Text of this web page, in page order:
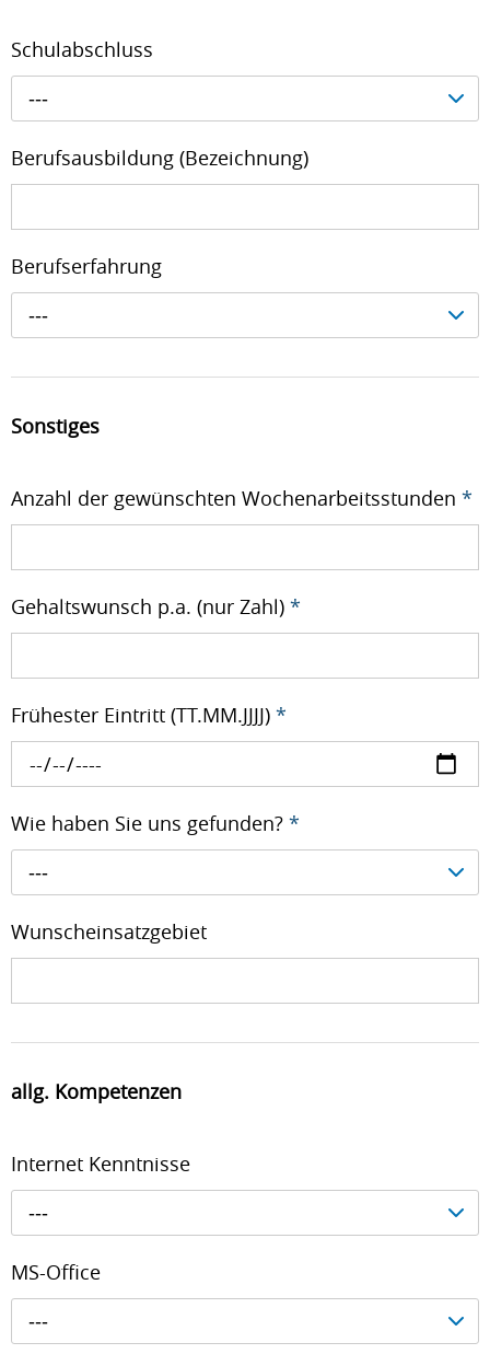
Schulabschluss
---
Berufsausbildung (Bezeichnung)
Berufserfahrung
---
Sonstiges
Anzahl der gewünschten Wochenarbeitsstunden *
Gehaltswunsch p.a. (nur Zahl) *
Frühester Eintritt (TT.MM.JJJJ) *
Wie haben Sie uns gefunden? *
---
Wunscheinsatzgebiet
allg. Kompetenzen
Internet Kenntnisse
---
MS-Office
---